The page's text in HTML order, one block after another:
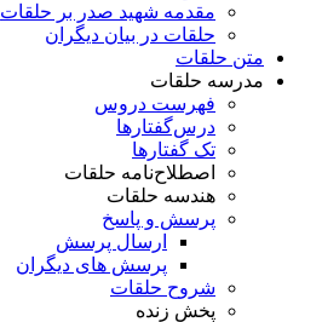
مقدمه شهید صدر بر حلقات
حلقات در بیان دیگران
متن حلقات
مدرسه حلقات
فهرست دروس
درس‌گفتار‌ها
تک گفتارها
اصطلاح‌نامه حلقات
هندسه حلقات
پرسش و پاسخ
ارسال پرسش
پرسش های دیگران
شروح حلقات
پخش زنده